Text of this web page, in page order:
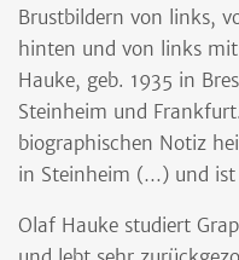
Brustbildern von links,
hinten und von links
Hauke, geb. 1935 in
Steinheim und
biographischen Notiz
in Steinheim (…) und
Olaf Hauke studiert